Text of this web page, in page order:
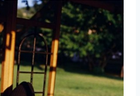
搜索